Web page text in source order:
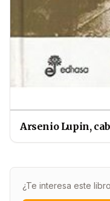
Arsenio Lupin,
¿Te interesa este